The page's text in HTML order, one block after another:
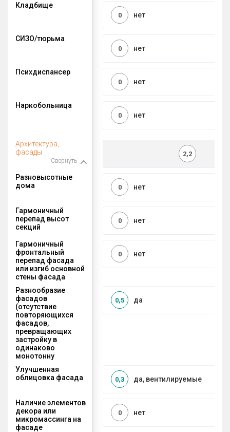
Кладбище
нет
0
СИЗО/тюрьма
нет
0
Психдиспансер
нет
0
Наркобольница
нет
0
Архитектура,
фасады
Свернуть
2,2
Разновысотные
дома
нет
0
Гармоничный
перепад высот
секций
нет
0
Гармоничный
фронтальный
перепад фасада
или изгиб основной
стены фасада
нет
0
Разнообразие
фасадов
(отсутствие
повторяющихся
фасадов,
превращающих
застройку в
одинаково
монотонну
да
0,5
Улучшенная
облицовка фасада
да, вентилируемые
0,3
Наличие элементов
декора или
микромассинга на
фасаде
нет
0